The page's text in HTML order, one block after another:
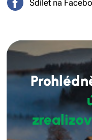
Sdílet na